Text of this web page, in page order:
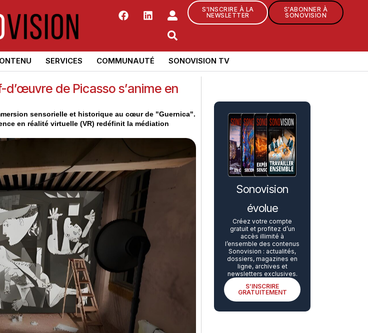
S'INSCRIRE À LA
NEWSLETTER
S'ABONNER À
SONOVISION
SERVICES COMMUNAUTÉ SONOVISION TV
de Picasso s’anime en
sensorielle et historique au cœur de "Guernica".
en réalité virtuelle (VR) redéfinit la médiation
Sonovision
évolue
Créez votre compte
gratuit et profitez d’un
accès illimité à
l’ensemble des contenus
Sonovision : actualités,
dossiers, magazines en
ligne, archives et
newsletters exclusives.
S’INSCRIRE
GRATUITEMENT